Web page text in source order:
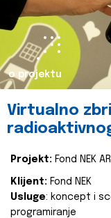
o projektu
Virtualno
Projekt: Fond NEK
Klijent: Fond NEK
Usluge: koncept i
programiranje